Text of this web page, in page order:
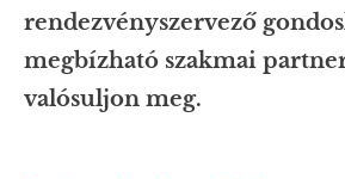
rendezvényszervező
megbízható szakmai
valósuljon meg.